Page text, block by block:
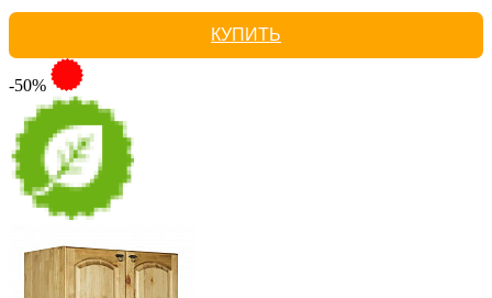
КУПИТЬ
-50%